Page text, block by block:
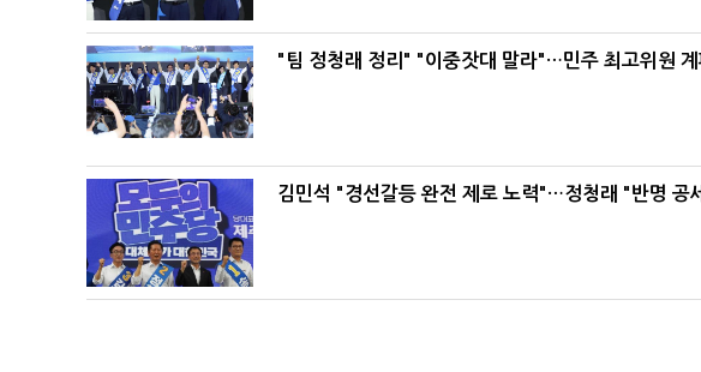
"팀 정청래 정리" "이중잣대 말라"…민주 최고위원 계
김민석 "경선갈등 완전 제로 노력"…정청래 "반명 공